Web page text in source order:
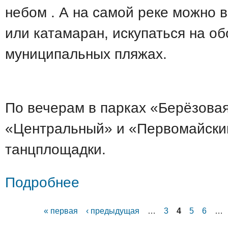
небом . А на самой реке можно
или катамаран, искупаться на
муниципальных пляжах.
По вечерам в парках
«Центральный» и
танцплощадки.
Подробнее
« первая ‹ предыдущая … 3 4 5 6 …